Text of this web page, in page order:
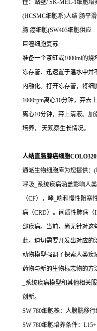
性：贴壁/ SK-MEL-1细胞培
(HCSMC细胞系)人结 肠平
肠 癌细胞(SW403细胞供应
巨噬细胞复苏:
准备一个茶缸或1000ml的
冻存管、迅速置于温水中并
内融化。打开冻存管，将细
1000rpm离心10分钟，弃去
离心10分钟，弃上清液。
培养， 天观察生长情况。
人结直肠腺癌细胞
通派生物细胞库为您提供：
呼吸_系统疾病涵盖影响人
（CF），哮_喘和慢性阻
病（CRD）。间质性肺病
部疾病。当前，尚无针对这
此，迫切需要开发出对应的
动物模型强调了探索人类疾
药物与新的生物标志物的方
_系统疾病模型和其他相关
创新。
SW 780细胞株：人膀胱移
SW 780细胞培养条件：